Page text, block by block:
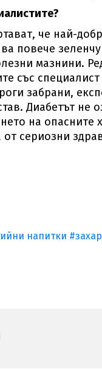
че най-
повече
мазнини.
със
забрани,
Диабетът
на опасните
сериозни
напитки #захар